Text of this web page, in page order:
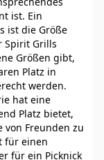
ist. Ein
ist die Größe
Spirit Grills
Größen gibt,
Platz in
werden.
hat eine
Platz bietet,
von Freunden zu
für einen
für ein Picknick